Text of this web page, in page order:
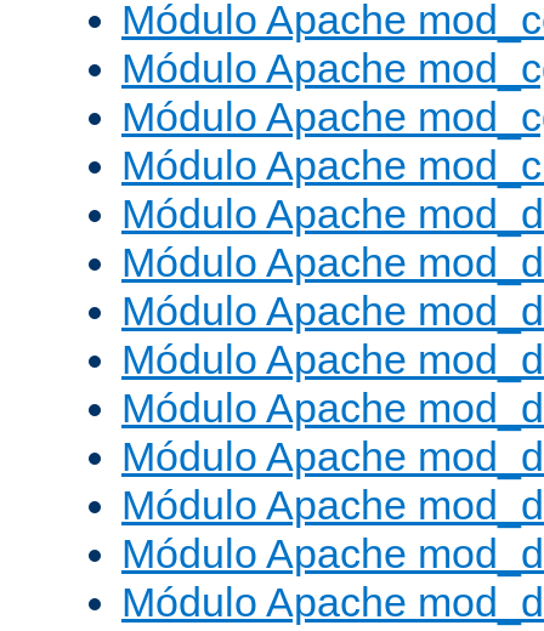
Módulo Apache
Módulo Apache
Módulo Apache
Módulo Apache
Módulo Apache
Módulo Apache
Módulo Apache
Módulo Apache
Módulo Apache
Módulo Apache
Módulo Apache
Módulo Apache
Módulo Apache